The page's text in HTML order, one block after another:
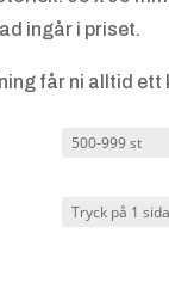
ingår i priset.
får ni alltid ett